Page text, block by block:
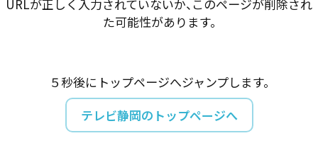
URLが正しく入力されていないか、このページが削除され
た可能性があります。
５秒後にトップページへジャンプします。
テレビ静岡のトップページへ